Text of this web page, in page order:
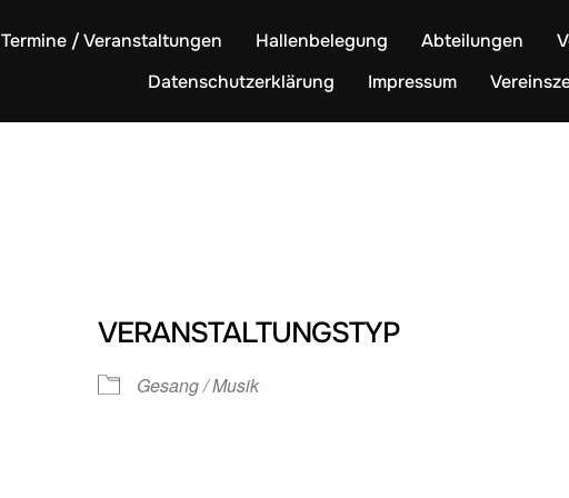
Termine / Veranstaltungen Hallenbelegung Abteilungen
Datenschutzerklärung
Impressum
VERANSTALTUNGSTYP
Gesang / Musik